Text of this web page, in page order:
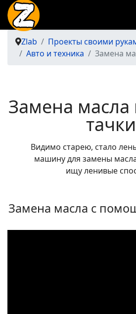
Zlab
Проекты своими
Авто и техника
Замена
Замена масла
тачки
Видимо старею, стало
машину для замены
ищу ленивые
Замена масла с